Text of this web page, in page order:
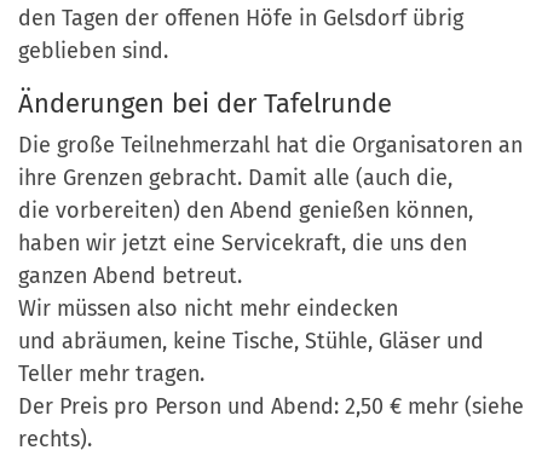
den Tagen der offenen Höfe in Gelsdorf übrig
geblieben sind.
Änderungen bei der Tafelrunde
Die große Teilnehmerzahl hat die Organisatoren an
ihre Grenzen gebracht. Damit alle (auch die,
die vorbereiten) den Abend genießen können,
haben wir jetzt eine Servicekraft, die uns den
ganzen Abend betreut.
Wir müssen also nicht mehr eindecken
und abräumen, keine Tische, Stühle, Gläser und
Teller mehr tragen.
Der Preis pro Person und Abend: 2,50 € mehr (siehe
rechts).